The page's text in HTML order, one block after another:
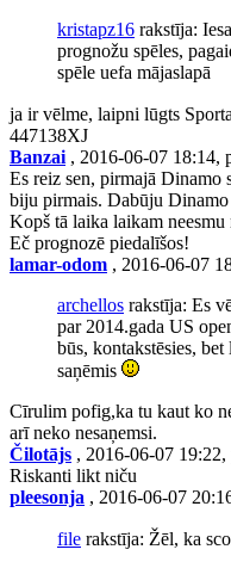
kristapz16 rakstīja:
prognožu spēles,
spēle uefa mājaslapā
ja ir vēlme, laipni lūgts
447138XJ
Banzai , 2016-06-07 18:14,
Es reiz sen, pirmajā Dinamo
biju pirmais. Dabūju
Kopš tā laika laikam
Eč prognozē piedalīšos!
lamar-odom , 2016-06-07
archellos rakstīja: Es
par 2014.gada US
būs, kontakstēsies,
saņēmis
Cīrulim pofig,ka tu kaut ko
arī neko nesaņemsi.
Čilotājs , 2016-06-07
Riskanti likt niču
pleesonja , 2016-06-07
file rakstīja: Žēl, ka